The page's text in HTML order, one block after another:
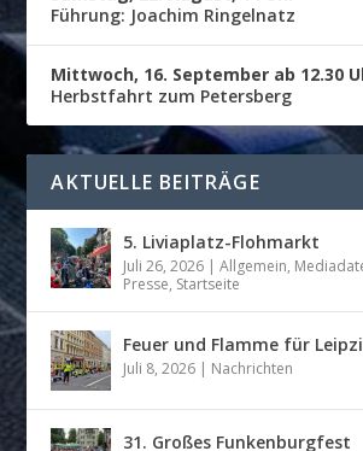
Führung: Joachim Ringelnatz
Mittwoch, 16. September ab 12.30
Herbstfahrt zum Petersberg
AKTUELLE BEITRÄGE
5. Liviaplatz-Flohmarkt
Juli 26, 2026 |Allgemein,
Presse, Startseite
Feuer und Flamme für
Juli 8, 2026 | Nachrichten
31. Großes Funkenburgfest